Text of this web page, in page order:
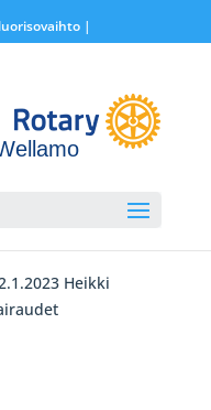
|
Heikki